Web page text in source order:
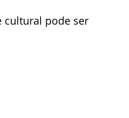
cultural pode ser